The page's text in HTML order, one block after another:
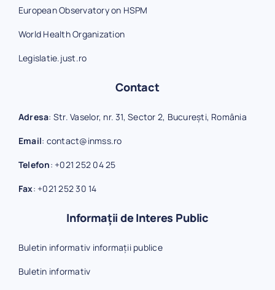
European Observatory on HSPM
World Health Organization
Legislatie.just.ro
Contact
Adresa: Str. Vaselor, nr. 31, Sector 2, București, România
Email: contact@inmss.ro
Telefon: +021 252 04 25
Fax: +021 252 30 14
Informații de Interes Public
Buletin informativ informații publice
Buletin informativ